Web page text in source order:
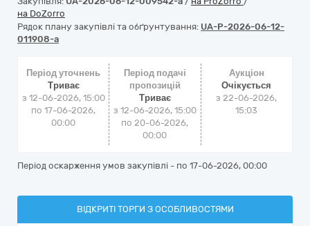
на DoZorro
Рядок плану закупівлі та обґрунтування: UA-P-2026-06-12-
011908-a
Період уточнень
Триває
з 12-06-2026, 15:00
по 17-06-2026,
00:00
Період подачі
пропозицій
Триває
з 12-06-2026, 15:00
по 20-06-2026,
00:00
Аукціон
Очікується
з22-06-2026,
15:03
Період оскарження умов закупівлі - по 17-06-2026, 00:00
ВІДКРИТІ ТОРГИ З ОСОБЛИВОСТЯМИ